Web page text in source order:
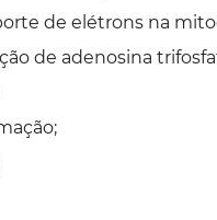
de elétrons na
de adenosina